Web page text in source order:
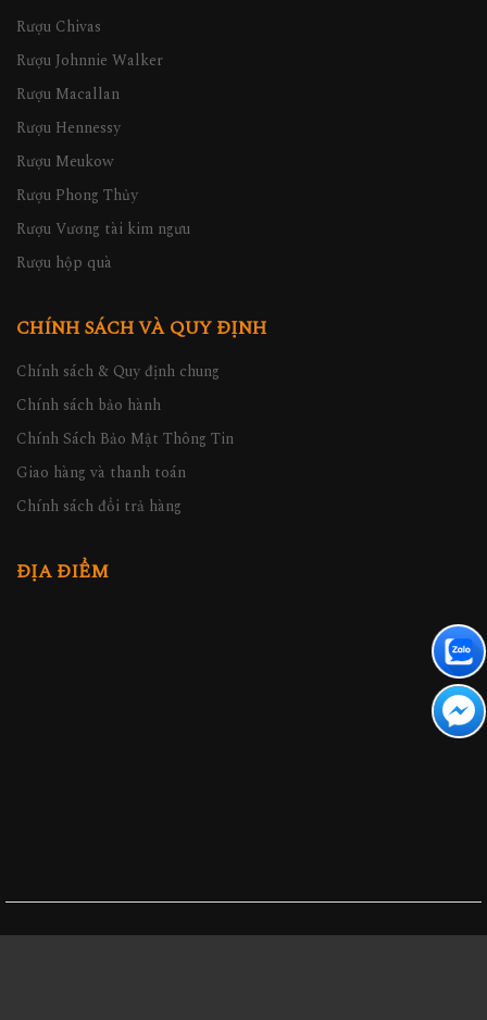
Rượu Chivas
Rượu Johnnie Walker
Rượu Macallan
Rượu Hennessy
Rượu Meukow
Rượu Phong Thủy
Rượu Vương tài kim ngưu
Rượu hộp quà
CHÍNH SÁCH VÀ QUY ĐỊNH
Chính sách & Quy định chung
Chính sách bảo hành
Chính Sách Bảo Mật Thông Tin
Giao hàng và thanh toán
Chính sách đổi trả hàng
ĐỊA ĐIỂM